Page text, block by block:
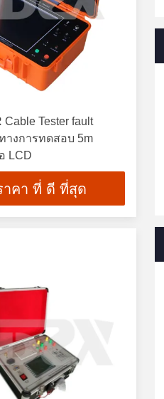
Cable Tester fault
างการทดสอบ 5m
LCD
าคา ที่ ดี ที่สุด